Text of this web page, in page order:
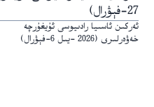
27-فېۋرال)
ئەركىن ئاسىيا رادىيوسى ئۇيغۇرچە
خەۋەرلىرى (2026 -يىل 6-فېۋرال)